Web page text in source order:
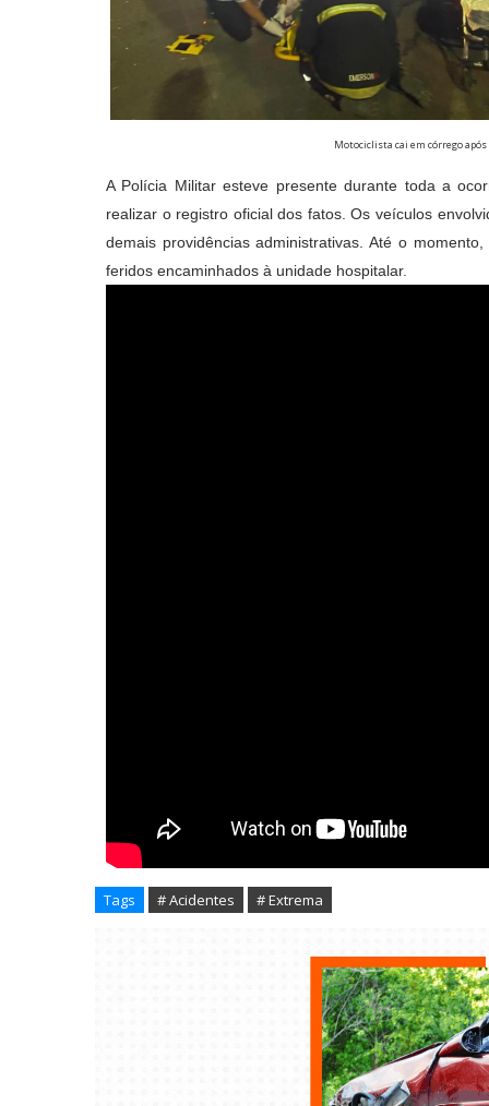
Motociclista cai em córrego
A Polícia Militar esteve presente durante toda a
realizar o registro oficial dos fatos. Os veículos
demais providências administrativas. Até o
feridos encaminhados à unidade hospitalar.
Tags # Acidentes # Extrema